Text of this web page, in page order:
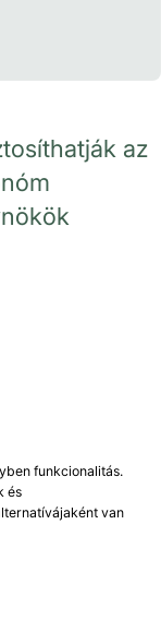
az
funkcionalitás.
és
van